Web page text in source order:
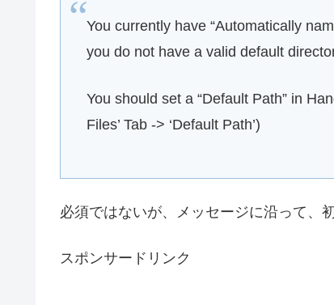
You currently have “Automatically
you do not have a valid default
You should set a “Default Path” in
Files’ Tab -> ‘Default Path’)
必須ではないが、メッセージに沿って、
スポンサードリンク